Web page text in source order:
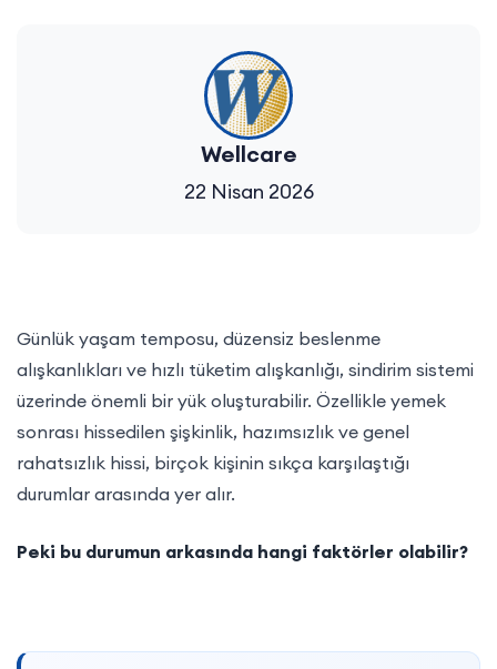
Wellcare
22 Nisan 2026
Günlük yaşam temposu, düzensiz beslenme
alışkanlıkları ve hızlı tüketim alışkanlığı, sindirim sistemi
üzerinde önemli bir yük oluşturabilir. Özellikle yemek
sonrası hissedilen şişkinlik, hazımsızlık ve genel
rahatsızlık hissi, birçok kişinin sıkça karşılaştığı
durumlar arasında yer alır.
Peki bu durumun arkasında hangi faktörler olabilir?